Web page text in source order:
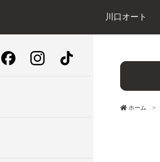
川口オート
ホーム